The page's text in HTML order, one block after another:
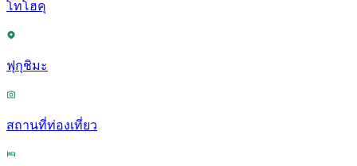
โทโฮคุ
ฟุกุชิมะ
สถานที่ท่องเที่ยว